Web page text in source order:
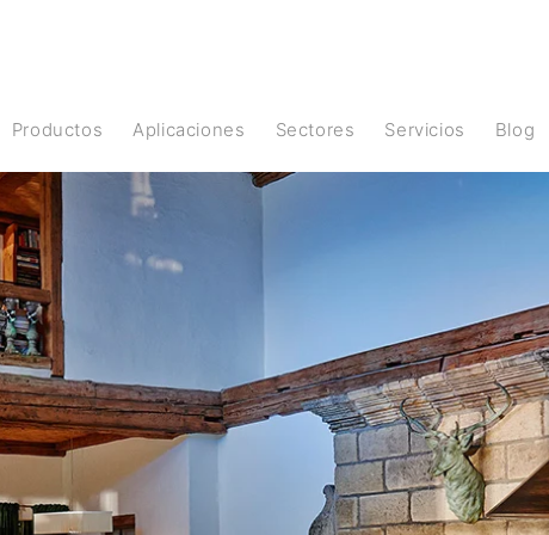
Productos Aplicaciones Sectores Servicios Blog